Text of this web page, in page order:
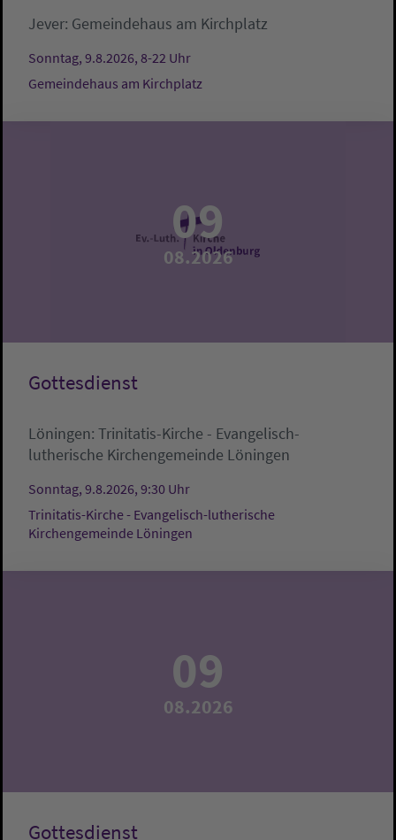
Jever: Gemeindehaus am Kirchplatz
Sonntag, 9.8.2026, 8-22 Uhr
Gemeindehaus am Kirchplatz
09
08.2026
Gottesdienst
Löningen: Trinitatis-Kirche - Evangelisch-
lutherische Kirchengemeinde Löningen
Sonntag, 9.8.2026, 9:30 Uhr
Trinitatis-Kirche - Evangelisch-lutherische
Kirchengemeinde Löningen
09
08.2026
Gottesdienst